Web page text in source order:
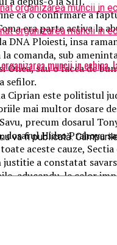
ca o confirmare a
era parte activa la
DNA Ploiesti, insa
comanda, sub
Onea, sau o facea de
sefilor.
Ciprian este politistul
mai multor dosare
precum dosarul
dosarul Hidro Prahova
aceste cauze,
a constatat
aducandu-le celor
in aceste dosare nu a
muncii in echipa.
va fi publicată.